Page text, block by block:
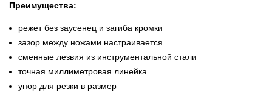
Преимущества:
режет без заусенец и загиба кромки
зазор между ножами настраивается
сменные лезвия из инструментальной стали
точная миллиметровая линейка
упор для резки в размер